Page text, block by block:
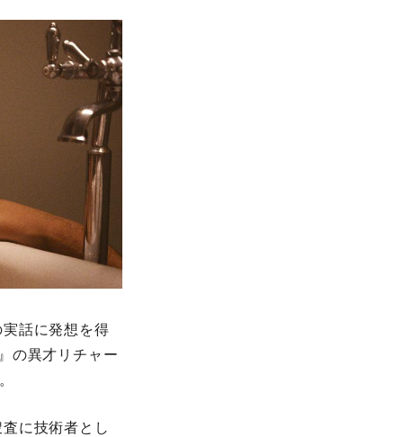
話に発想を得
の異才リチャー
に技術者とし